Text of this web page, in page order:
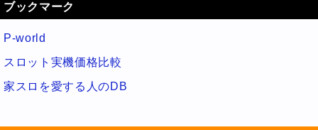
ブックマーク
P-world
スロット実機価格比較
家スロを愛する人のDB